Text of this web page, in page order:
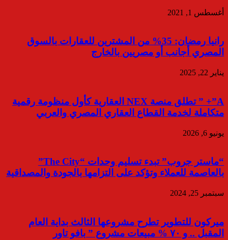
أغسطس 1, 2021
رانيا رمضان: 35% من المشترين للعقارات بالسوق
المصري أجانب أو مصريين بالخارج
يناير 22, 2025
A”+ ” تطلق منصة NEX العقارية كأول منظومة رقمية
متكاملة لخدمة القطاع العقاري المصري والعربي
يونيو 6, 2026
“ماستر جروب” تبدء تسليم وحدات “The City”
بالعاصمة للعملاء وتؤكد على التزامها بالجودة والمصداقية
سبتمبر 25, 2024
ميركون للتطوير تطرح مشروعها الثالث بداية العام
المقبل .. و ٧٠ % مبيعات مشروع ” بافو تاور